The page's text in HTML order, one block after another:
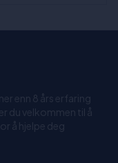
enn 8 års erfaring
du velkommen til å
å hjelpe deg